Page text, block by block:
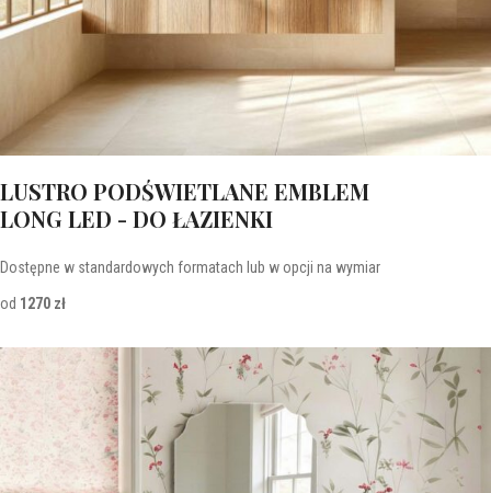
LUSTRO PODŚWIETLANE EMBLEM
LONG LED - DO ŁAZIENKI
Dostępne w standardowych formatach lub w opcji na wymiar
od 1270 zł